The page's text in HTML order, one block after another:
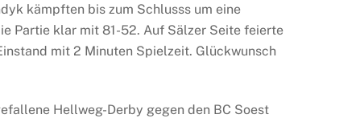
kämpften bis zum Schlusss um eine
Partie klar mit 81-52. Auf Sälzer Seite feierte
mit 2 Minuten Spielzeit. Glückwunsch
Hellweg-Derby gegen den BC Soest